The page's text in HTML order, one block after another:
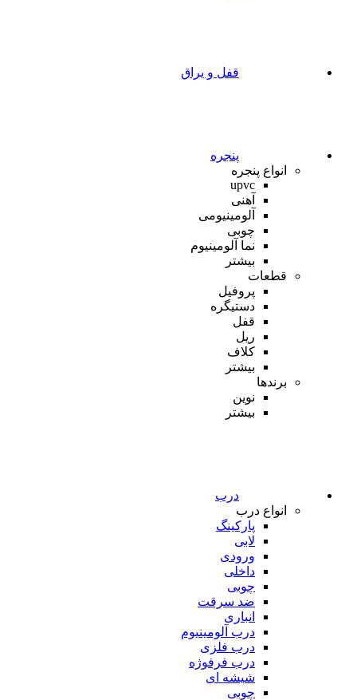
قفل و یراق
پنجره
انواع پنجره
upvc
آهنی
آلومینیومی
چوبی
نما آلومینیوم
بیشتر
قطعات
پروفیل
دستیگره
قفل
ریل
کلاف
بیشتر
برندها
نوین
بیشتر
درب
انواع درب
پارکینگ
لابی
ورودی
داخلی
چوبی
ضد سرقت
انباری
درب آلومینیوم
درب فلزی
درب فرفوژه
شیشه ای
چوبی